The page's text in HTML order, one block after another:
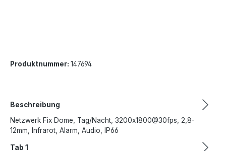
Produktnummer: 147694
Beschreibung
Netzwerk Fix Dome, Tag/Nacht, 3200x1800@30fps, 2,8-
12mm, Infrarot, Alarm, Audio, IP66
Tab 1